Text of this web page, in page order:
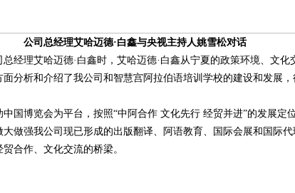
公司总经理艾哈迈德·白鑫与央视主持人姚雪松对话
经理艾哈迈德·白鑫时，艾哈迈德·白鑫从宁夏的政策环境、文化
分析和介绍了我公司和智慧宫阿拉伯语培训学校的建设和发展
国博览会为平台，按照“中阿合作 文化先行 经贸并进”的发展定
做强我公司现已形成的出版翻译、阿语教育、国际会展和国际
合作、文化交流的桥梁。